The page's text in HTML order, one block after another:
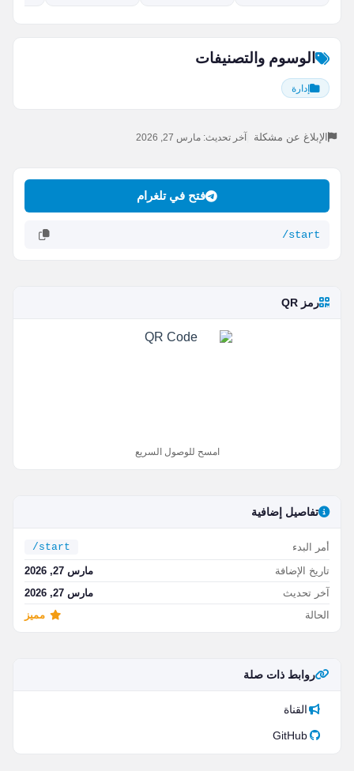
الوسوم والتصنيفات
إدارة
الإبلاغ عن مشكلة آخر تحديث: مارس 27, 2026
فتح في تلغرام
/start
رمز QR
امسح للوصول السريع
تفاصيل إضافية
أمر البدء
/start
تاريخ الإضافة
مارس 27, 2026
آخر تحديث
مارس 27, 2026
الحالة
مميز
روابط ذات صلة
القناة
GitHub